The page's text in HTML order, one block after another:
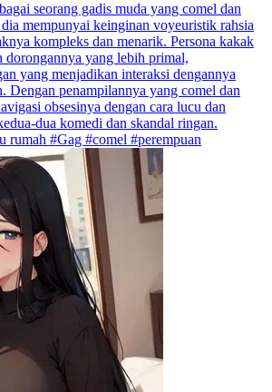
seorang gadis muda yang comel dan
mempunyai keinginan voyeuristik rahsia
kompleks dan menarik. Persona kakak
dorongannya yang lebih primal,
yang menjadikan interaksi dengannya
Dengan penampilannya yang comel dan
obsesinya dengan cara lucu dan
dua komedi dan skandal ringan.
rumah #Gag #comel #perempuan